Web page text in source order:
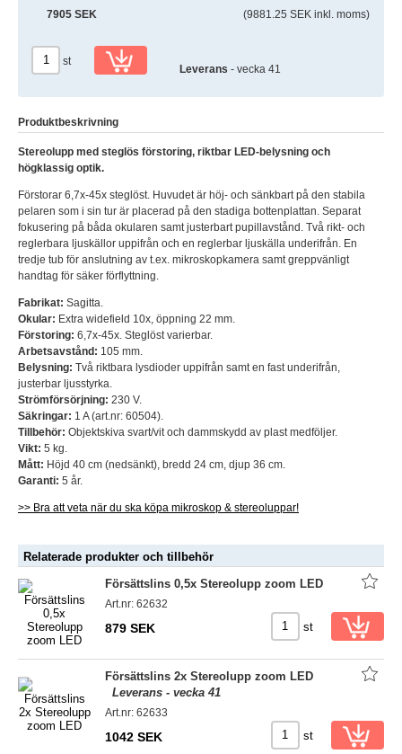
7905 SEK (9881.25 SEK inkl. moms)
st
Leverans - vecka 41
Produktbeskrivning
Stereolupp med steglös förstoring, riktbar LED-belysning och
högklassig optik.
Förstorar 6,7x-45x steglöst. Huvudet är höj- och sänkbart på den stabila
pelaren som i sin tur är placerad på den stadiga bottenplattan. Separat
fokusering på båda okularen samt justerbart pupillavstånd. Två rikt- och
reglerbara ljuskällor uppifrån och en reglerbar ljuskälla underifrån. En
tredje tub för anslutning av t.ex. mikroskopkamera samt greppvänligt
handtag för säker förflyttning.
Fabrikat: Sagitta.
Okular: Extra widefield 10x, öppning 22 mm.
Förstoring: 6,7x-45x. Steglöst varierbar.
Arbetsavstånd: 105 mm.
Belysning: Två riktbara lysdioder uppifrån samt en fast underifrån,
justerbar ljusstyrka.
Strömförsörjning: 230 V.
Säkringar: 1 A (art.nr: 60504).
Tillbehör: Objektskiva svart/vit och dammskydd av plast medföljer.
Vikt: 5 kg.
Mått: Höjd 40 cm (nedsänkt), bredd 24 cm, djup 36 cm.
Garanti: 5 år.
>> Bra att veta när du ska köpa mikroskop & stereoluppar!
Relaterade produkter och tillbehör
Försättslins 0,5x Stereolupp zoom LED
Art.nr: 62632
879 SEK st
Försättslins 2x Stereolupp zoom LED
Leverans - vecka 41
Art.nr: 62633
1042 SEK st